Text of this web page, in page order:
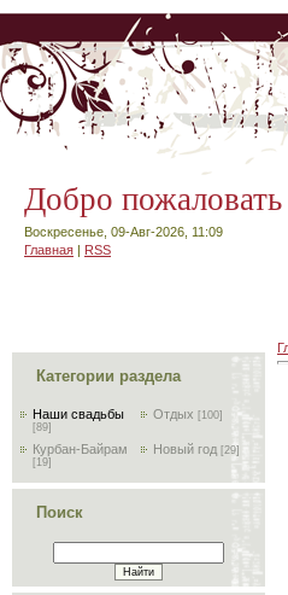
Добро
Воскресенье, 09-Авг-2026, 11:09
Главная | RSS
Категории раздела
Наши свадьбы
[89]
Отдых [100]
Курбан-Байрам
[19]
Новый год [29]
Поиск